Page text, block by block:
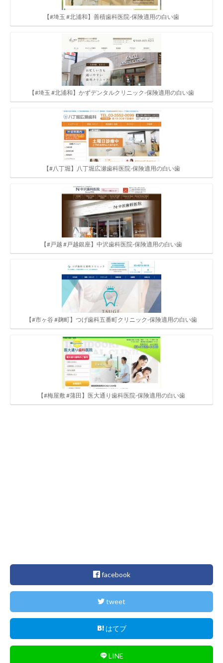
【#埼玉 #北浦和】善積歯科医院-保険適用の白い歯
【#埼玉 #北浦和】かずデンタルクリニック-保険適用の白い歯
【#八丁堀】八丁堀広瀬歯科医院-保険適用の白い歯
【#戸越 #戸越銀座】中沢歯科医院-保険適用の白い歯
【#市ヶ谷 #麹町】つげ歯科五番町クリニック-保険適用の白い歯
【#梅屋敷 #蒲田】医大通り歯科医院-保険適用の白い歯
facebook
tweet
はてブ
LINE